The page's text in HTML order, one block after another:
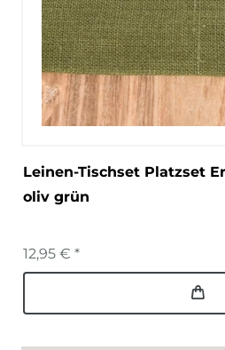
Leinen-Tischset Platzset
oliv grün
12,95 € *